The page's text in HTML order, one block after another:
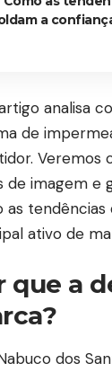
a
analisa
de
Veremos
de imagem e
as
ativo de
que a
dos